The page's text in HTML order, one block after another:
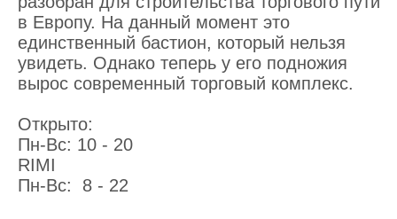
в Европу. На данный момент это
единственный бастион, который нельзя
увидеть. Однако теперь у его подножия
вырос современный торговый комплекс.
Открыто:
Пн-Bc: 10 - 20
RIMI
Пн-Bc: 8 - 22